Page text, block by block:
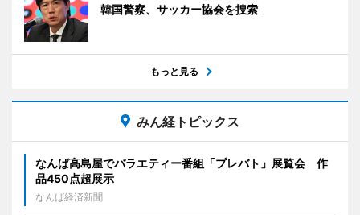
韓国警察、サッカー協会を捜索
もっと見る
みん経トピックス
なんば高島屋でバラエティー番組「プレバト」展覧会 作
品450点超展示
なんば経済新聞